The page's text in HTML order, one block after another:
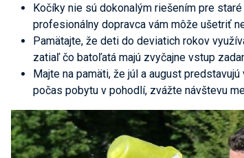
Kočíky nie sú dokonalým riešením pre
profesionálny dopravca vám môže ušetriť
Pamätajte, že deti do deviatich rokov
zatiaľ čo batoľatá majú zvyčajne vstup
Majte na pamäti, že júl a august
počas pobytu v pohodlí, zvážte návštevu